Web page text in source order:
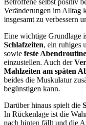
Betroffene selbst positiv
Veränderungen im Alltag
insgesamt zu verbessern
Eine wichtige Grundlage
Schlafzeiten, ein ruhiges
sowie feste
einzustellen. Auch der
Mahlzeiten am späten
beides die Muskulatur
begünstigen kann.
Darüber hinaus spielt die
In Rückenlage ist die
nach hinten fällt und die